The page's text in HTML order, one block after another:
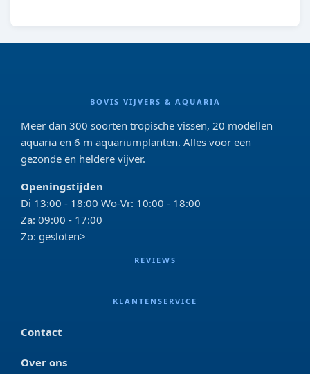
BOVIS VIJVERS & AQUARIA
Meer dan 300 soorten tropische vissen, 20 modellen
aquaria en 6 m aquariumplanten. Alles voor een
gezonde en heldere vijver.
Openingstijden
Di 13:00 - 18:00 Wo-Vr: 10:00 - 18:00
Za: 09:00 - 17:00
Zo: gesloten>
REVIEWS
KLANTENSERVICE
Contact
Over ons